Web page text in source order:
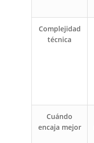
Complejidad
técnica
Cuándo
encaja mejor